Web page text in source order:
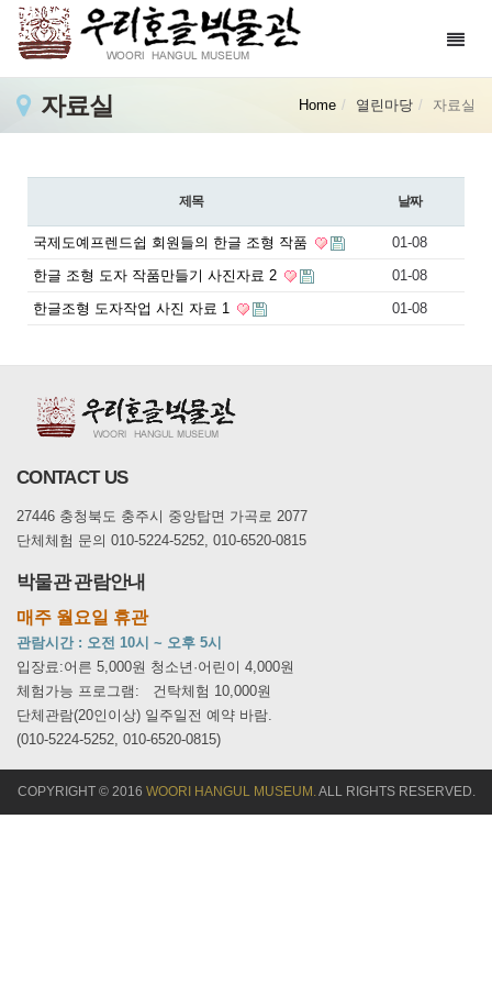
자료실 Home 열린마당 자료실
제목 날짜
국제도예프렌드쉽 회원들의 한글 조형 작품
01-08
한글 조형 도자 작품만들기 사진자료 2
01-08
한글조형 도자작업 사진 자료 1
01-08
CONTACT US
27446 충청북도 충주시 중앙탑면 가곡로 2077
단체체험 문의 010-5224-5252, 010-6520-0815
박물관 관람안내
매주 월요일 휴관
관람시간 : 오전 10시 ~ 오후 5시
입장료:어른 5,000원 청소년·어린이 4,000원
체험가능 프로그램: 건탁체험 10,000원
단체관람(20인이상) 일주일전 예약 바람.
(010-5224-5252, 010-6520-0815)
COPYRIGHT © 2016 WOORI HANGUL MUSEUM.ALL RIGHTS RESERVED.